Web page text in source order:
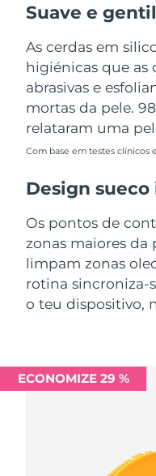
Suave e gentil
As cerdas em
higiénicas que as
abrasivas e
mortas da pele.
relataram uma
Com base em testes clínicos
Design
Os pontos de
zonas maiores da
limpam zonas
rotina sincroniza-
o teu dispositivo,
ECONOMIZE 29 %
Uzbequistão
Vietnã